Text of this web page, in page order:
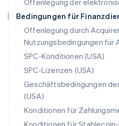
Offenlegung der
Bedingungen für
Offenlegung durch
Nutzungsbedingungen für
SPC-Konditionen (USA)
SPC-Lizenzen (USA)
Geschäftsbedingungen
(USA)
Konditionen für
Konditionen für
Österreich
DeutschEnglish
Polen
English
Portugal
PortuguêsEnglish
English
Schweden
Svenska
Deutsch Français Italiano
Singapur